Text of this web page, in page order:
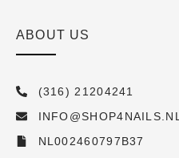
ABOUT US
(316) 21204241
INFO@SHOP4NAILS.NL
NL002460797B37